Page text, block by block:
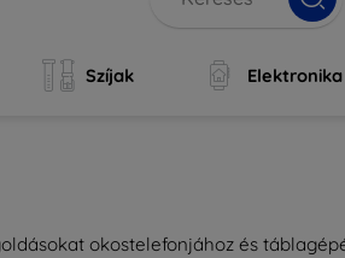
Szíjak Elektronika
okostelefonjához és